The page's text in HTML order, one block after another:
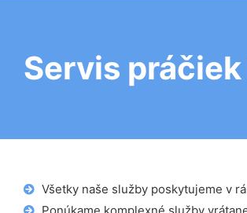
Servis
Všetky naše služby poskytujeme v